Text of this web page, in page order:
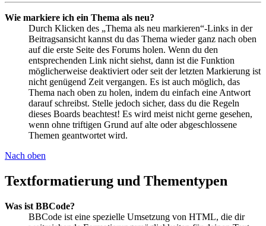
Wie markiere ich ein Thema als neu?
Durch Klicken des „Thema als neu markieren“-Links in der
Beitragsansicht kannst du das Thema wieder ganz nach oben
auf die erste Seite des Forums holen. Wenn du den
entsprechenden Link nicht siehst, dann ist die Funktion
möglicherweise deaktiviert oder seit der letzten Markierung ist
nicht genügend Zeit vergangen. Es ist auch möglich, das
Thema nach oben zu holen, indem du einfach eine Antwort
darauf schreibst. Stelle jedoch sicher, dass du die Regeln
dieses Boards beachtest! Es wird meist nicht gerne gesehen,
wenn ohne triftigen Grund auf alte oder abgeschlossene
Themen geantwortet wird.
Nach oben
Textformatierung und Thementypen
Was ist BBCode?
BBCode ist eine spezielle Umsetzung von HTML, die dir